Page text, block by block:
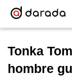
Tonka
hombre